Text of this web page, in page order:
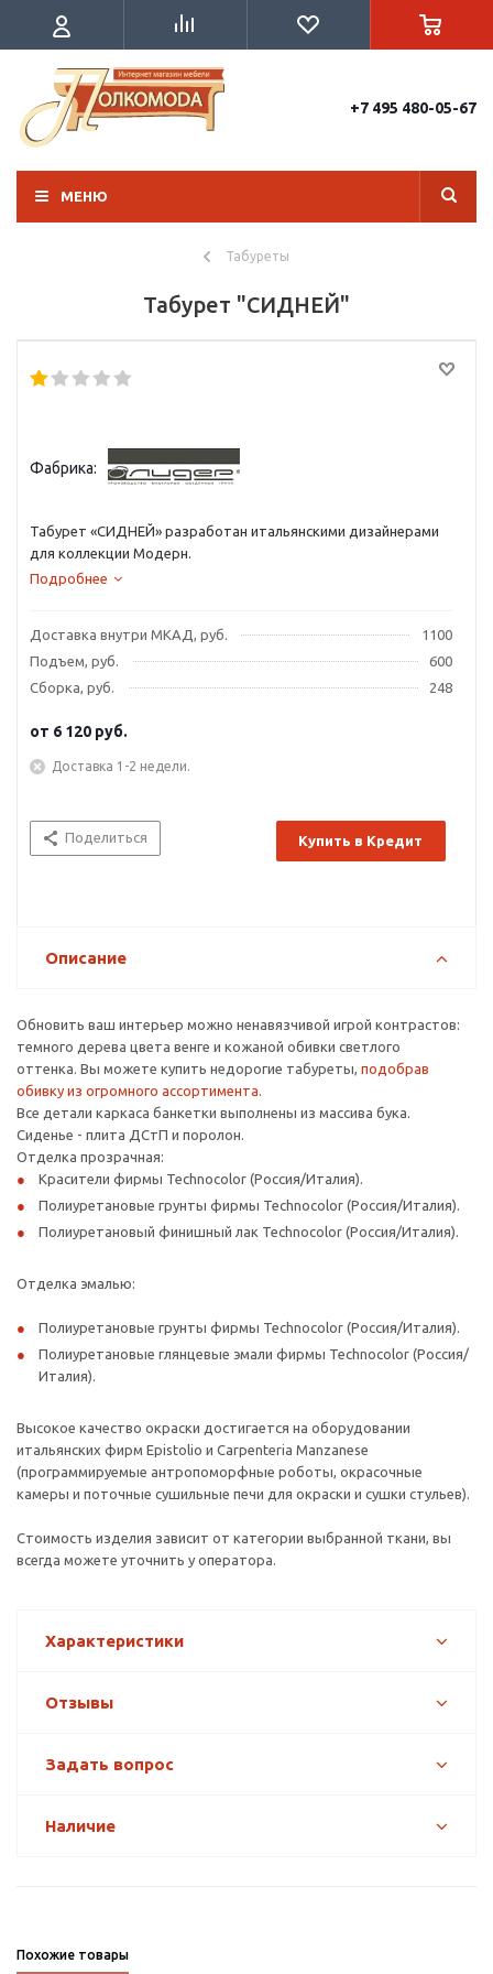
+7 495 480-05-67
МЕНЮ
Табуреты
Табурет "СИДНЕЙ"
Фабрика:
Табурет «СИДНЕЙ» разработан итальянскими дизайнерами
для коллекции Модерн.
Подробнее
Доставка внутри МКАД, руб.
1100
Подъем, руб.
600
Сборка, руб.
248
от 6 120 руб.
Доставка 1-2 недели.
Поделиться Купить в Кредит
Описание
Обновить ваш интерьер можно ненавязчивой игрой контрастов:
темного дерева цвета венге и кожаной обивки светлого
оттенка. Вы можете купить недорогие табуреты, подобрав
обивку из огромного ассортимента.
Все детали каркаса банкетки выполнены из массива бука.
Сиденье - плита ДСтП и поролон.
Отделка прозрачная:
Красители фирмы Technocolor (Россия/Италия).
Полиуретановые грунты фирмы Technocolor (Россия/Италия).
Полиуретановый финишный лак Technocolor (Россия/Италия).
Отделка эмалью:
Полиуретановые грунты фирмы Technocolor (Россия/Италия).
Полиуретановые глянцевые эмали фирмы Technocolor (Россия/
Италия).
Высокое качество окраски достигается на оборудовании
итальянских фирм Epistolio и Carpenteria Manzanese
(программируемые антропоморфные роботы, окрасочные
камеры и поточные сушильные печи для окраски и сушки стульев).
Стоимость изделия зависит от категории выбранной ткани, вы
всегда можете уточнить у оператора.
Характеристики
Отзывы
Задать вопрос
Наличие
Похожие товары